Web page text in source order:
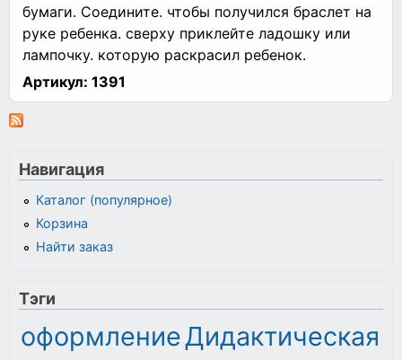
бумаги. Соедините. чтобы получился браслет на
руке ребенка. сверху приклейте ладошку или
лампочку. которую раскрасил ребенок.
Артикул: 1391
Навигация
Каталог (популярное)
Корзина
Найти заказ
Тэги
оформлениеДидактическая